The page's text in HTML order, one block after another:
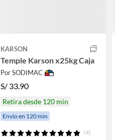
KARSON
Temple Karson x25kg Caja
Por SODIMAC
S/ 33.90
Retira desde 120 min
Envío en 120 min
(4)